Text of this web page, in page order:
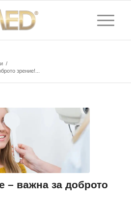
/
зрение!...
– важна за доброто